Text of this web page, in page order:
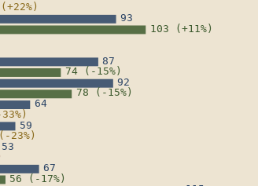
93
103 (+11%)
87
74 (-15%)
92
78 (-15%)
64
59
23%)
53
67
56 (-17%)